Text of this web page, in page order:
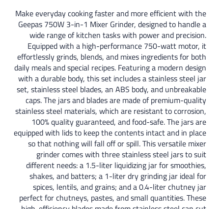
Make everyday cooking faster and more
Geepas 750W 3-in-1 Mixer Grinder,
wide range of kitchen tasks with
Equipped with a high-performance
effortlessly grinds, blends, and mixes
daily meals and special recipes. Featuring
with a durable body, this set includes a
set, stainless steel blades, an ABS body,
caps. The jars and blades are made of
stainless steel materials, which are
100% quality guaranteed, and food-
equipped with lids to keep the contents
so that nothing will fall off or spill.
grinder comes with three stainless
different needs: a 1.5-liter liquidizing
shakes, and batters; a 1-liter dry
spices, lentils, and grains; and a
perfect for chutneys, pastes, and small